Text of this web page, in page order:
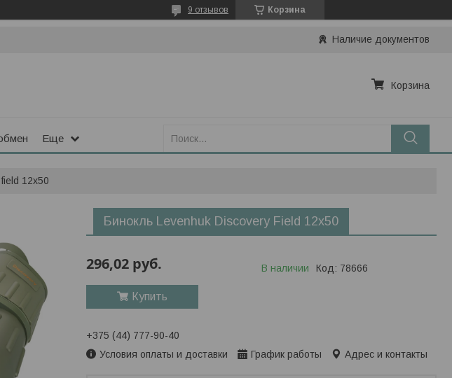
Корзина
9 отзывов
Наличие документов
Корзина
Еще
12x50
Бинокль Levenhuk Discovery Field 12x50
296,02 руб. В наличии Код: 78666
Купить
+375 (44) 777-90-40
Условия оплаты и доставки
График работы Адрес и контакты